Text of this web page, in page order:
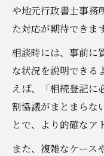
や地元行政書士事務
た対応が期待できます
相談時には、事前に
な状況を説明できる
えば、「相続登記に
割協議がまとまらな
とで、より的確なア
また、複雑なケース